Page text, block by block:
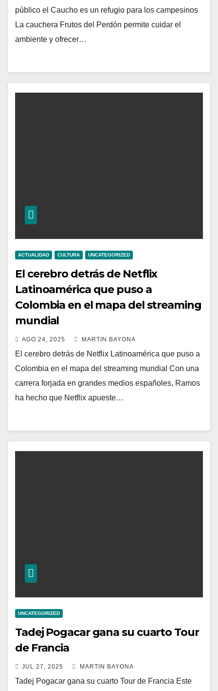
público el Caucho es un refugio para los campesinos
La cauchera Frutos del Perdón permite cuidar el
ambiente y ofrecer…
ACTUALIDAD CULTURA UNCATEGORIZED
El cerebro detrás de Netflix
Latinoamérica que puso a
Colombia en el mapa del streaming
mundial
AGO 24, 2025 MARTIN BAYONA
El cerebro detrás de Netflix Latinoamérica que puso a
Colombia en el mapa del streaming mundial Con una
carrera forjada en grandes medios españoles, Ramos
ha hecho que Netflix apueste…
UNCATEGORIZED
Tadej Pogacar gana su cuarto Tour
de Francia
JUL 27, 2025 MARTIN BAYONA
Tadej Pogacar gana su cuarto Tour de Francia Este